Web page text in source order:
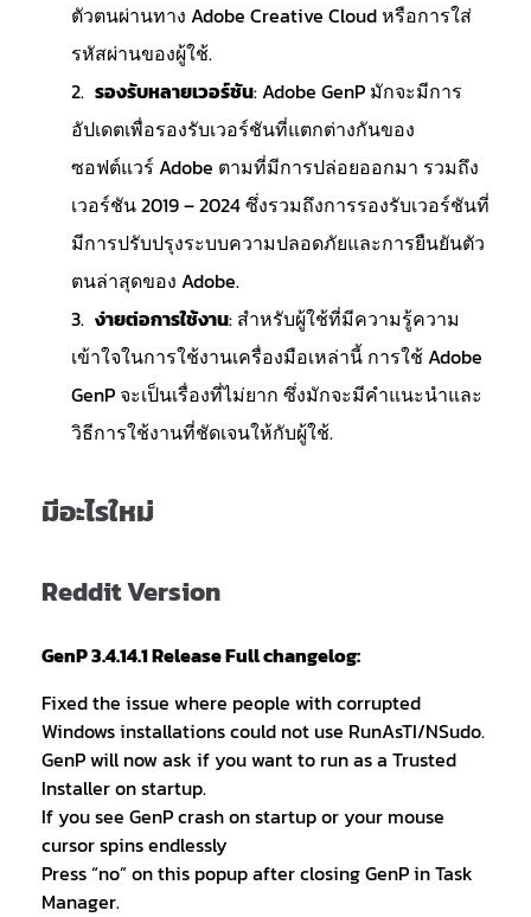
ตัวตนผ่านทาง Adobe Creative Cloud หรือการใส่
รหัสผ่านของผู้ใช้.
รองรับหลายเวอร์ชัน: Adobe GenP มักจะมีการ
อัปเดตเพื่อรองรับเวอร์ชันที่แตกต่างกันของ
ซอฟต์แวร์ Adobe ตามที่มีการปล่อยออกมา รวมถึง
เวอร์ชัน 2019 – 2024 ซึ่งรวมถึงการรองรับเวอร์ชันที่
มีการปรับปรุงระบบความปลอดภัยและการยืนยันตัว
ตนล่าสุดของ Adobe.
ง่ายต่อการใช้งาน: สำหรับผู้ใช้ที่มีความรู้ความ
เข้าใจในการใช้งานเครื่องมือเหล่านี้ การใช้ Adobe
GenP จะเป็นเรื่องที่ไม่ยาก ซึ่งมักจะมีคำแนะนำและ
วิธีการใช้งานที่ชัดเจนให้กับผู้ใช้.
มีอะไรใหม่
Reddit Version
GenP 3.4.14.1 Release Full changelog:
Fixed the issue where people with corrupted
Windows installations could not use RunAsTI/NSudo.
GenP will now ask if you want to run as a Trusted
Installer on startup.
If you see GenP crash on startup or your mouse
cursor spins endlessly
Press “no” on this popup after closing GenP in Task
Manager.